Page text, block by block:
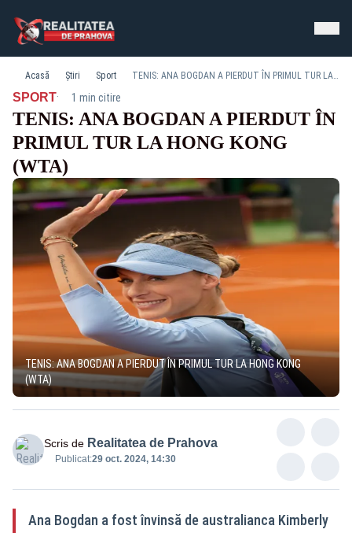
Acasă Știri Sport TENIS: ANA BOGDAN A PIERDUT ÎN PRIMUL TUR LA HONG KONG (WTA)
SPORT· 1 min citire
TENIS: ANA BOGDAN A PIERDUT ÎN
PRIMUL TUR LA HONG KONG
(WTA)
TENIS: ANA BOGDAN A PIERDUT ÎN PRIMUL TUR LA HONG KONG
(WTA)
Scris de Realitatea de Prahova
Publicat:29 oct. 2024, 14:30
Ana Bogdan a fost învinsă de australianca Kimberly